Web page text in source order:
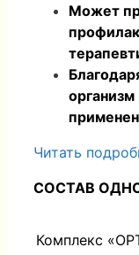
Может
Читать
СОСТАВ
Комплекс